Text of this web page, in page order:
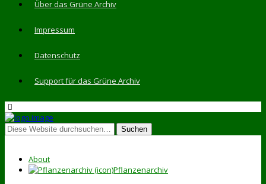
Über das Grüne Archiv
Impressum
Datenschutz
Support für das Grüne Archiv
About
Pflanzenarchiv